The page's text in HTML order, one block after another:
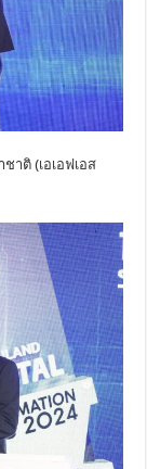
ติ (เอเอฟเอส